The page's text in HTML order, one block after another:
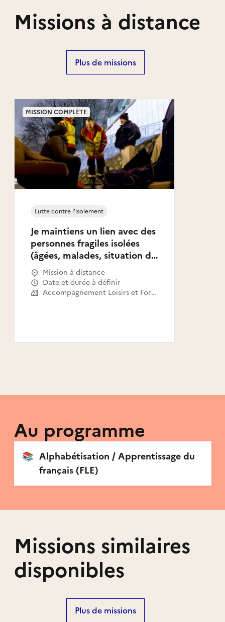
Missions à distance
Plus de missions
Je maintiens un lien avec des
personnes fragiles isolées
(âgées, malades, situation de
handicap, de pauvreté, de
précarité, etc.)
Lutte contre l'isolement
Mission à distance
Date et durée à définir
Accompagnement Loisirs et Formation
MISSION COMPLÈTE
Au programme
📚 Alphabétisation / Apprentissage du
français (FLE)
Missions similaires
disponibles
Plus de missions